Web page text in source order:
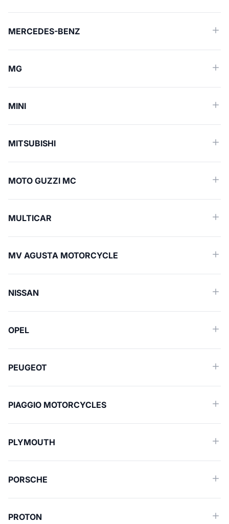
MERCEDES-BENZ
MG
MINI
MITSUBISHI
MOTO GUZZI MC
MULTICAR
MV AGUSTA MOTORCYCLE
NISSAN
OPEL
PEUGEOT
PIAGGIO MOTORCYCLES
PLYMOUTH
PORSCHE
PROTON